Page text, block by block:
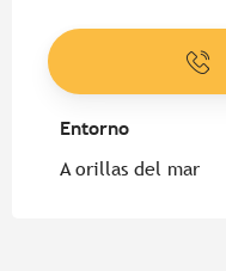
Entorno
Entorno
A orillas del mar